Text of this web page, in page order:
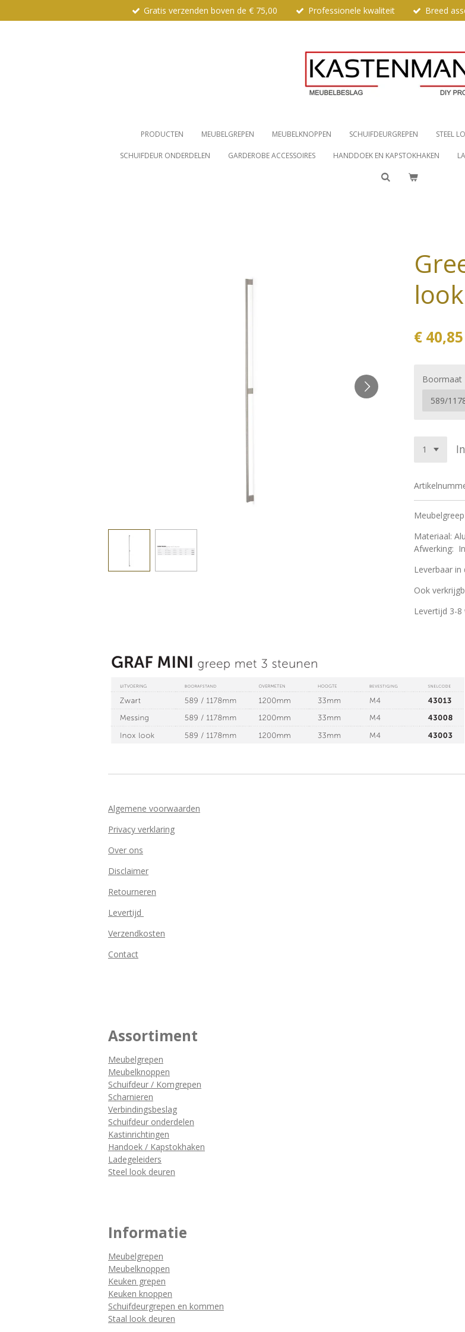
direct
Gratis verzenden boven de € 75,00 Professionele kwaliteit Breed
PRODUCTEN MEUBELGREPEN MEUBELKNOPPEN SCHUIFDEURGREPEN STEEL
SCHUIFDEUR ONDERDELEN GARDEROBE ACCESSOIRES HANDDOEK EN KAPSTOKHAKEN
€ 40,85
Boormaat
Meubelgreep
Materiaal:
Afwerking:
Leverbaar
Ook
Levertijd 3-8
Algemene voorwaarden
Privacy verklaring
Over ons
Disclaimer
Retourneren
Levertijd
Verzendkosten
Contact
Assortiment
Meubelgrepen
Meubelknoppen
Schuifdeur / Komgrepen
Scharnieren
Verbindingsbeslag
Schuifdeur onderdelen
Kastinrichtingen
Handoek / Kapstokhaken
Ladegeleiders
Steel look deuren
Informatie
Meubelgrepen
Meubelknoppen
Keuken grepen
Keuken knoppen
Schuifdeurgrepen en kommen
Staal look deuren